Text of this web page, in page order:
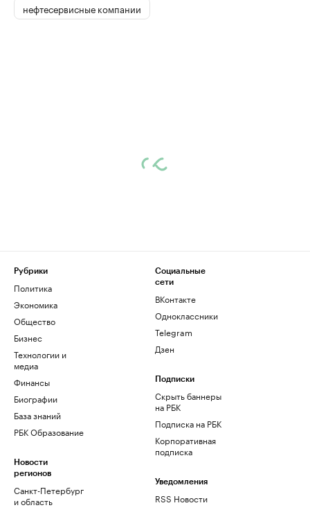
нефтесервисные компании
Рубрики
Политика
Экономика
Общество
Бизнес
Технологии и
медиа
Финансы
Биографии
База знаний
РБК Образование
Новости
регионов
Санкт-Петербург
и область
Социальные
сети
ВКонтакте
Одноклассники
Telegram
Дзен
Подписки
Скрыть баннеры
на РБК
Подписка на РБК
Корпоративная
подписка
Уведомления
RSS Новости